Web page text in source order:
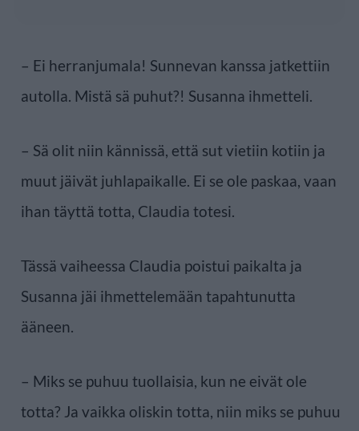
– Ei herranjumala! Sunnevan kanssa jatkettiin
autolla. Mistä sä puhut?! Susanna ihmetteli.
– Sä olit niin kännissä, että sut vietiin kotiin ja
muut jäivät juhlapaikalle. Ei se ole paskaa, vaan
ihan täyttä totta, Claudia totesi.
Tässä vaiheessa Claudia poistui paikalta ja
Susanna jäi ihmettelemään tapahtunutta
ääneen.
– Miks se puhuu tuollaisia, kun ne eivät ole
totta? Ja vaikka oliskin totta, niin miks se puhuu